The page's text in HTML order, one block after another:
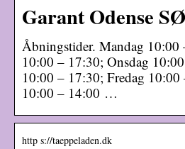
Garant Odense SØ
Åbningstider. Mandag 10:00
10:00 – 17:30; Onsdag
10:00 – 17:30; Fredag
10:00 – 14:00 …
http s://taeppeladen.dk